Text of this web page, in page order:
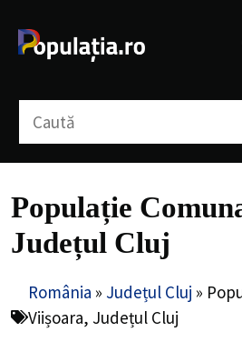
conținut
Populație
Județul Cluj
România » Județul Cluj »
Viișoara, Județul Cluj